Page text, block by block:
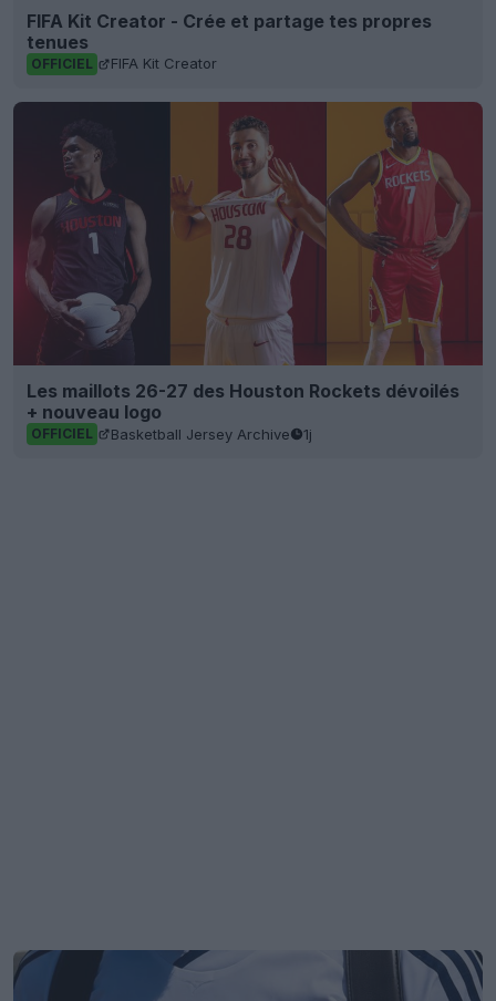
FIFA Kit Creator - Crée et partage tes propres
tenues
OFFICIEL FIFA Kit Creator
Les maillots 26-27 des Houston Rockets dévoilés
+ nouveau logo
OFFICIEL Basketball Jersey Archive 1j